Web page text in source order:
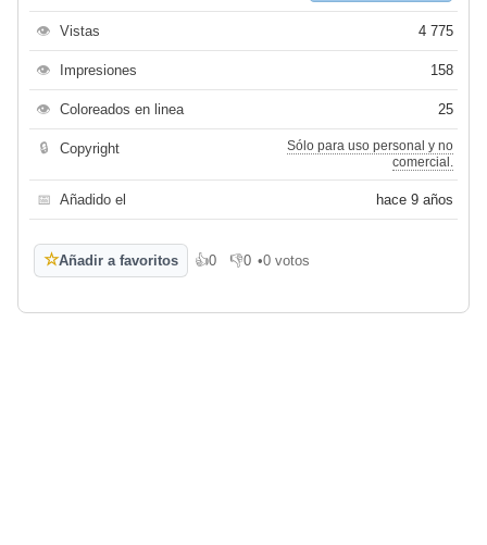
👁 Vistas 4 775
👁 Impresiones 158
👁 Coloreados en linea 25
🔒 Copyright
Sólo para uso personal y no
comercial.
📅 Añadido el hace 9 años
☆Añadir a favoritos 👍0
Me gusta
👎0
No me gusta
•0 votos